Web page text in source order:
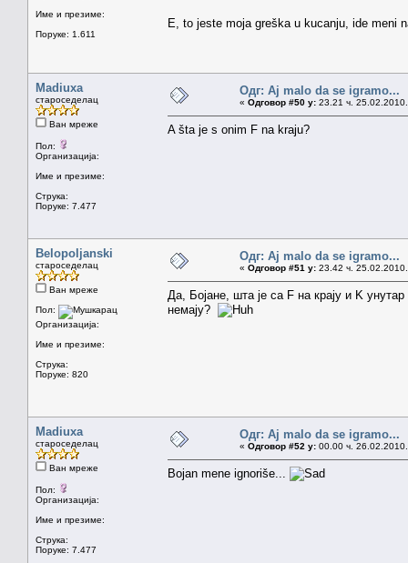
Име и презиме:
Поруке: 1.611
E, to jeste moja greška u kucanju, ide meni
Madiuxa
староседелац
Ван мреже
Пол:
Организација:
Име и презиме:
Струка:
Поруке: 7.477
Одг: Aj malo da se igramo...
« Одговор #50 у: 23.21 ч.
A šta je s onim F na kraju?
Belopoljanski
староседелац
Ван мреже
Пол:
Организација:
Име и презиме:
Струка:
Поруке: 820
Одг: Aj malo da se igramo...
« Одговор #51 у: 23.42 ч.
Да, Бојане, шта је са F на крају и K
немају?
Madiuxa
староседелац
Ван мреже
Пол:
Организација:
Име и презиме:
Струка:
Поруке: 7.477
Одг: Aj malo da se igramo...
« Одговор #52 у: 00.00 ч.
Bojan mene ignoriše...